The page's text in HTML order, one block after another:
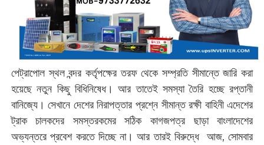
পেট্রাপোল স্থল বন্দর কর্তৃপক্ষের তরফ থেকে সম্প্রতি সীমান্তে জারি করা
হয়েছে নতুন কিছু বিধিনিষেধ। আর তাতেই সমস্যা তৈরি হচ্ছে রপ্তানী
বানিজ্যে। সেখানে দেশের নিরাপত্তার প্রশ্নে সীমান্ত রক্ষী বাহিনী এদেশের
ট্রাক চালকদের সমস্তরকমের সঠিক কাগজপত্র ছাড়া বাংলাদেশের
অভ্যন্তরে প্রবেশ করতে দিচ্ছে না। আর তারই বিরুদ্ধে আজ, সোমবার